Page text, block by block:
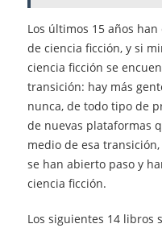
Los últimos 15 años
de ciencia ficción, y si
ciencia ficción se
transición: hay más
nunca, de todo tipo de
de nuevas plataformas
medio de esa
se han abierto paso y
ciencia ficción.
Los siguientes 14 libros